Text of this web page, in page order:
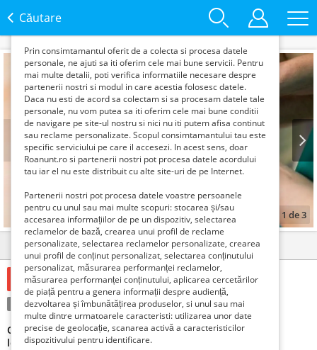
Căutare
Next
1 de3
Detalii Contact
Gratuit
Condiție:Folosit Tranzacţie:Cumpără
Oferim ingrijire la persoana in etate,pentru mostenire
locuinta,Constanta
date sunt folosite pentru analizarea traffic-ului pe site-ul
Prin consimtamantul oferit de a colecta si procesa datele
personale, ne ajuti sa iti oferim cele mai bune servicii. Pentru
mai multe detalii, poti verifica informatiile necesare despre
partenerii nostri si modul in care acestia folosesc datele.
Daca nu esti de acord sa colectam si sa procesam datele tale
personale, nu vom putea sa iti oferim cele mai bune conditii
de navigare pe site-ul nostru si nici nu iti putem afisa continut
sau reclame personalizate. Scopul consimtamantului tau este
specific serviciului pe care il accesezi. In acest sens, doar
Roanunt.ro si partenerii nostri pot procesa datele acordului
tau iar el nu este distribuit cu alte site-uri de pe Internet.
Partenerii nostri pot procesa datele voastre persoanele
pentru cu unul sau mai multe scopuri: stocarea și/sau
accesarea informațiilor de pe un dispozitiv, selectarea
reclamelor de bază, crearea unui profil de reclame
personalizate, selectarea reclamelor personalizate, crearea
unui profil de conținut personalizat, selectarea conținutului
personalizat, măsurarea performanței reclamelor,
măsurarea performanței conținutului, aplicarea cercetărilor
de piață pentru a genera informații despre audiență,
dezvoltarea și îmbunătățirea produselor, si unul sau mai
multe dintre urmatoarele caracteristi: utilizarea unor date
precise de geolocație, scanarea activă a caracteristicilor
dispozitivului pentru identificare.